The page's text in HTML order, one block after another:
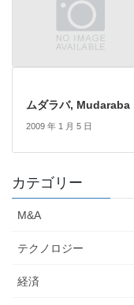
ムダラバ, Mudaraba
2009 年 1 月 5 日
カテゴリー
M&A
テクノロジー
経済